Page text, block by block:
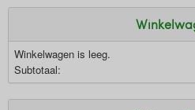
Winkelwagen is leeg.
Subtotaal: